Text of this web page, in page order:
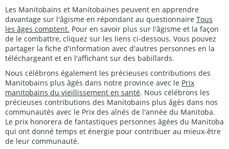
Les Manitobains et Manitobaines peuvent en apprendre
davantage sur l'âgisme en répondant au questionnaire Tous
les âges comptent. Pour en savoir plus sur l'âgisme et la façon
de le combattre, cliquez sur les liens ci-dessous. Vous pouvez
partager la fiche d'information avec d'autres personnes en la
téléchargeant et en l'affichant sur des babillards.
Nous célébrons également les précieuses contributions des
Manitobains plus âgés dans notre province avec le Prix
manitobains du vieillissement en santé. Nous célébrons les
précieuses contributions des Manitobains plus âgés dans nos
communautés avec le Prix des aînés de l'année du Manitoba.
Le prix honorera de fantastiques personnes âgées du Manitoba
qui ont donné temps et énergie pour contribuer au mieux-être
de leur communauté.